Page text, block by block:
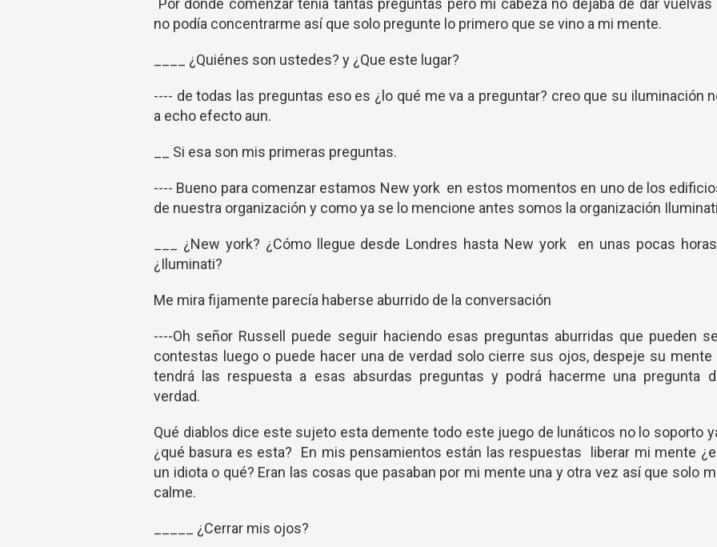
Por donde comenzar tenia tantas preguntas pero mi cabeza no dejaba de dar vuelvas
no podía concentrarme así que solo pregunte lo primero que se vino a mi mente.
____ ¿Quiénes son ustedes? y ¿Que este lugar?
---- de todas las preguntas eso es ¿lo qué me va a preguntar? creo que su iluminación
a echo efecto aun.
__ Si esa son mis primeras preguntas.
---- Bueno para comenzar estamos New york en estos momentos en uno de los
de nuestra organización y como ya se lo mencione antes somos la organización
___ ¿New york? ¿Cómo llegue desde Londres hasta New york en unas pocas
¿Iluminati?
Me mira fijamente parecía haberse aburrido de la conversación
----Oh señor Russell puede seguir haciendo esas preguntas aburridas que pueden
contestas luego o puede hacer una de verdad solo cierre sus ojos, despeje su mente
tendrá las respuesta a esas absurdas preguntas y podrá hacerme una pregunta
verdad.
Qué diablos dice este sujeto esta demente todo este juego de lunáticos no lo soporto
¿qué basura es esta? En mis pensamientos están las respuestas liberar mi mente
un idiota o qué? Eran las cosas que pasaban por mi mente una y otra vez así que solo
calme.
_____ ¿Cerrar mis ojos?